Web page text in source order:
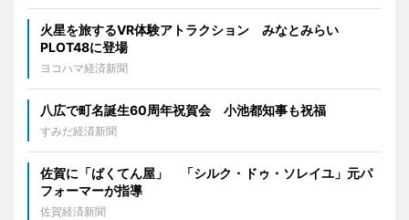
火星を旅するVR体験アトラクション みなとみらい
PLOT48に登場
ヨコハマ経済新聞
八広で町名誕生60周年祝賀会 小池都知事も祝福
すみだ経済新聞
佐賀に「ばくてん屋」 「シルク・ドゥ・ソレイユ」元パ
フォーマーが指導
佐賀経済新聞